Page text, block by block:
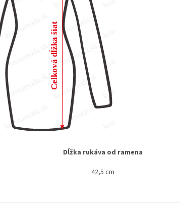
Dĺžka rukáva od ramena
42,5 cm